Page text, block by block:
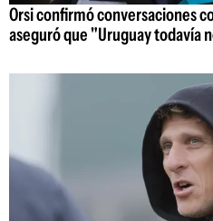
Orsi confirmó conversaciones
aseguró que "Uruguay todavía